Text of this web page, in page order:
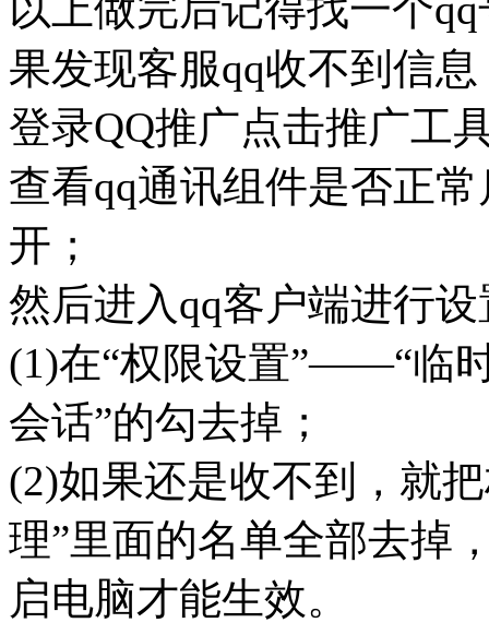
果发现客服qq收不到信
登录QQ推广点击推广工
查看qq通讯组件是否正
开；
然后进入qq客户端进行
(1)在“权限设置”——“临
会话”的勾去掉；
(2)如果还是收不到，就
理”里面的名单全部去掉
启电脑才能生效。